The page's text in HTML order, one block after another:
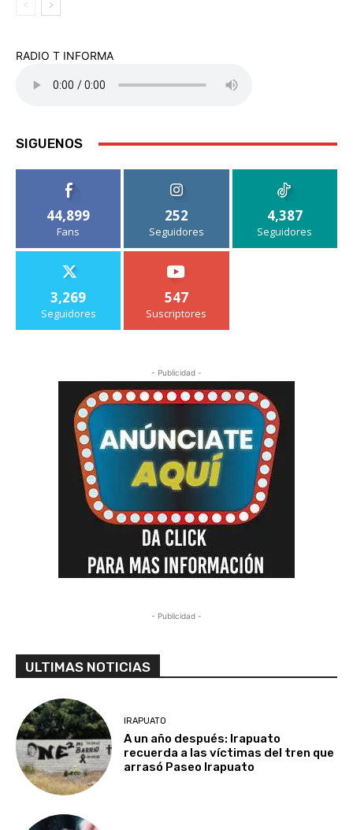
RADIO T INFORMA
SIGUENOS
44,899
Fans
252
Seguidores
4,387
Seguidores
3,269
Seguidores
547
Suscriptores
- Publicidad -
- Publicidad -
ULTIMAS NOTICIAS
IRAPUATO
A un año después: Irapuato
recuerda a las víctimas del tren que
arrasó Paseo Irapuato